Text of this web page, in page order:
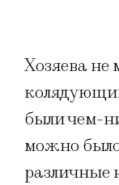
Хозяева не
были чем-
можно
различные